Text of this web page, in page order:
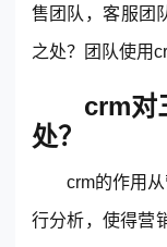
(每天：8:00 —
购买咨询
© 2013-2023
售团队，客服团
之处？团队使用
crm对
处？
crm的作用
行分析，使得营